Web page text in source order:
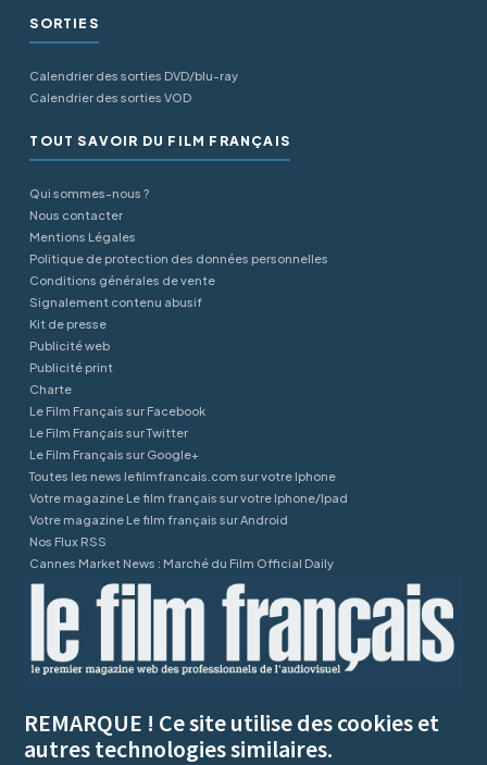
SORTIES
Calendrier des sorties DVD/blu-ray
Calendrier des sorties VOD
TOUT SAVOIR DU FILM FRANÇAIS
Qui sommes-nous ?
Nous contacter
Mentions Légales
Politique de protection des données personnelles
Conditions générales de vente
Signalement contenu abusif
Kit de presse
Publicité web
Publicité print
Charte
Le Film Français sur Facebook
Le Film Français sur Twitter
Le Film Français sur Google+
Toutes les news lefilmfrancais.com sur votre Iphone
Votre magazine Le film français sur votre Iphone/Ipad
Votre magazine Le film français sur Android
Nos Flux RSS
Cannes Market News : Marché du Film Official Daily
REMARQUE ! Ce site utilise des cookies et
autres technologies similaires.